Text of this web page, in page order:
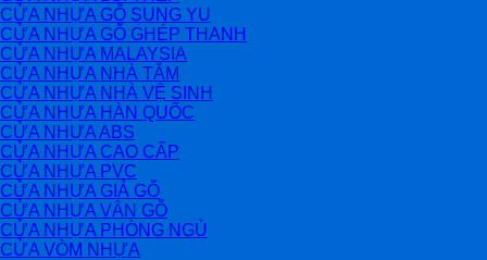
CỬA NHỰA GỖ SUNG YU
CỬA NHỰA GỖ GHÉP THANH
CỬA NHỰA MALAYSIA
CỬA NHỰA NHÀ TẮM
CỬA NHỰA NHÀ VỆ SINH
CỬA NHỰA HÀN QUỐC
CỬA NHỰA ABS
CỬA NHỰA CAO CẤP
CỬA NHỰA PVC
CỬA NHỰA GIẢ GỖ
CỬA NHỰA VÂN GỖ
CỬA NHỰA PHÒNG NGỦ
CỬA VÒM NHỰA